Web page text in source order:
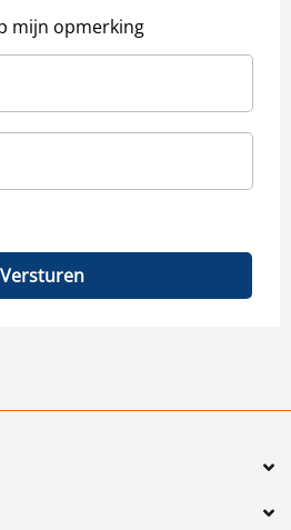
mijn opmerking
Versturen